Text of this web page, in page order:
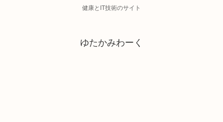
健康とIT技術のサイト
ゆたかみわーく